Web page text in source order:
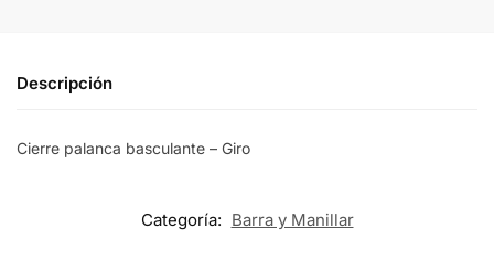
Descripción
Cierre palanca basculante – Giro
Categoría: Barra y Manillar